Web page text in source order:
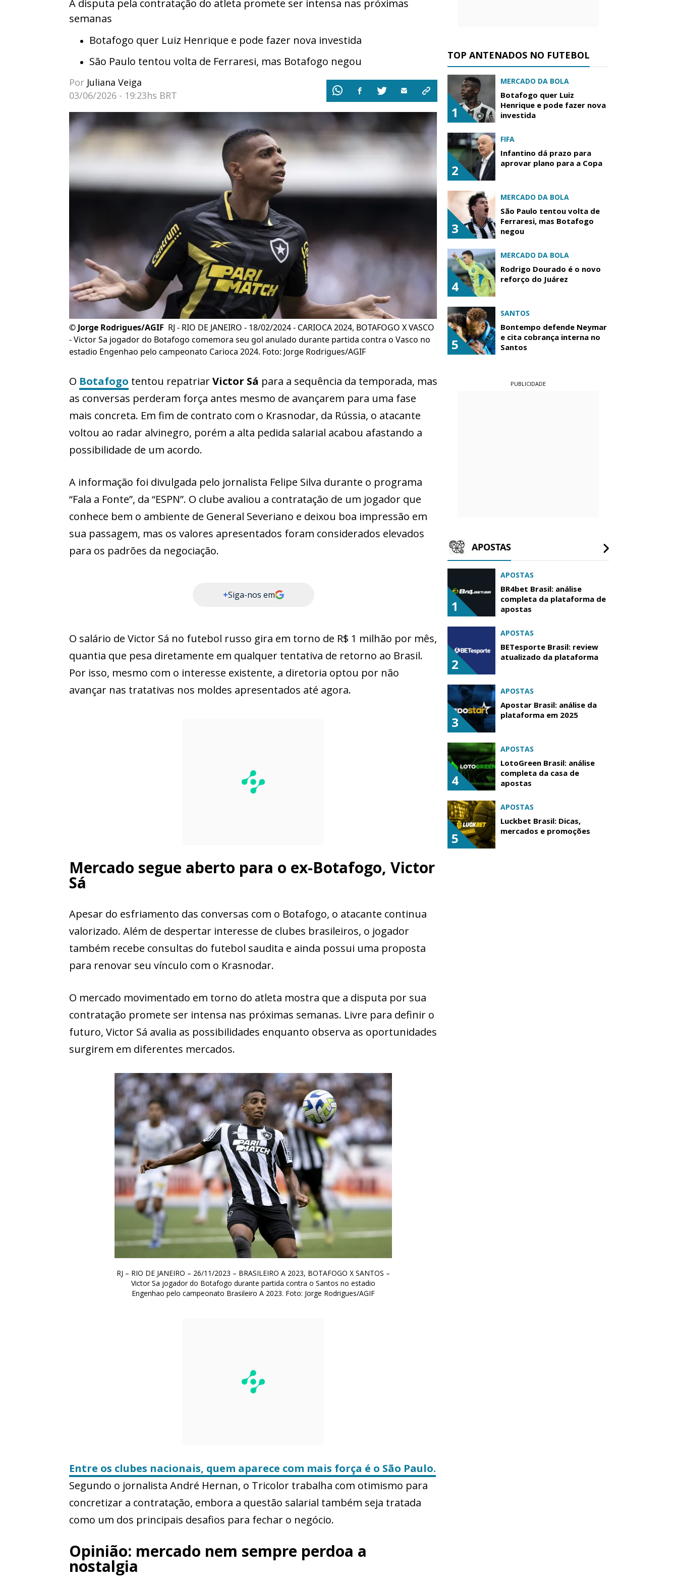
A disputa pela contratação do atleta promete ser intensa nas próximas
semanas
Botafogo quer Luiz Henrique e pode fazer nova investida
São Paulo tentou volta de Ferraresi, mas Botafogo negou
Por Juliana Veiga
03/06/2026 - 19:23hs BRT
© Jorge Rodrigues/AGIF RJ - RIO DE JANEIRO - 18/02/2024 - CARIOCA 2024, BOTAFOGO X VASCO
- Victor Sa jogador do Botafogo comemora seu gol anulado durante partida contra o Vasco no
estadio Engenhao pelo campeonato Carioca 2024. Foto: Jorge Rodrigues/AGIF
O Botafogo tentou repatriarVictor Sá para a sequência da temporada, mas
as conversas perderam força antes mesmo de avançarem para uma fase
mais concreta. Em fim de contrato com o Krasnodar, da Rússia, o atacante
voltou ao radar alvinegro, porém a alta pedida salarial acabou afastando a
possibilidade de um acordo.
A informação foi divulgada pelo jornalista Felipe Silva durante o programa
“Fala a Fonte”, da “ESPN”. O clube avaliou a contratação de um jogador que
conhece bem o ambiente de General Severiano e deixou boa impressão em
sua passagem, mas os valores apresentados foram considerados elevados
para os padrões da negociação.
+Siga-nos em
O salário de Victor Sá no futebol russo gira em torno de R$ 1 milhão por mês,
quantia que pesa diretamente em qualquer tentativa de retorno ao Brasil.
Por isso, mesmo com o interesse existente, a diretoria optou por não
avançar nas tratativas nos moldes apresentados até agora.
Mercado segue aberto para o ex-Botafogo, Victor
Sá
Apesar do esfriamento das conversas com o Botafogo, o atacante continua
valorizado. Além de despertar interesse de clubes brasileiros, o jogador
também recebe consultas do futebol saudita e ainda possui uma proposta
para renovar seu vínculo com o Krasnodar.
O mercado movimentado em torno do atleta mostra que a disputa por sua
contratação promete ser intensa nas próximas semanas. Livre para definir o
futuro, Victor Sá avalia as possibilidades enquanto observa as oportunidades
surgirem em diferentes mercados.
RJ – RIO DE JANEIRO – 26/11/2023 – BRASILEIRO A 2023, BOTAFOGO X SANTOS –
Victor Sa jogador do Botafogo durante partida contra o Santos no estadio
Engenhao pelo campeonato Brasileiro A 2023. Foto: Jorge Rodrigues/AGIF
Entre os clubes nacionais, quem aparece com mais força é o São Paulo.
Segundo o jornalista André Hernan, o Tricolor trabalha com otimismo para
concretizar a contratação, embora a questão salarial também seja tratada
como um dos principais desafios para fechar o negócio.
Opinião: mercado nem sempre perdoa a
nostalgia
TOP ANTENADOS NO FUTEBOL
1
MERCADO DA BOLA
Botafogo quer Luiz
Henrique e pode fazer nova
investida
2
FIFA
Infantino dá prazo para
aprovar plano para a Copa
3
MERCADO DA BOLA
São Paulo tentou volta de
Ferraresi, mas Botafogo
negou
4
MERCADO DA BOLA
Rodrigo Dourado é o novo
reforço do Juárez
5
SANTOS
Bontempo defende Neymar
e cita cobrança interna no
Santos
PUBLICIDADE
APOSTAS
1
APOSTAS
BR4bet Brasil: análise
completa da plataforma de
apostas
2
APOSTAS
BETesporte Brasil: review
atualizado da plataforma
3
APOSTAS
Apostar Brasil: análise da
plataforma em 2025
4
APOSTAS
LotoGreen Brasil: análise
completa da casa de
apostas
5
APOSTAS
Luckbet Brasil: Dicas,
mercados e promoções